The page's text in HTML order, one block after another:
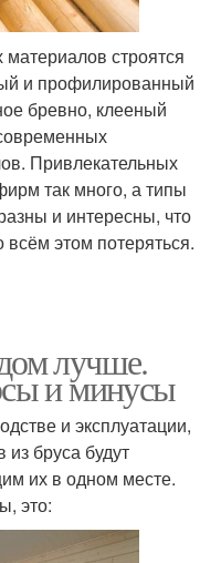
строятся
и профилированный
бревно, клееный
Привлекательных
так много, а типы
и интересны, что
этом потеряться.
лучше.
и минусы
и эксплуатации,
из бруса будут
их в одном месте.
это: